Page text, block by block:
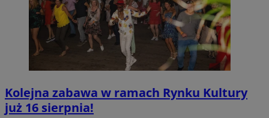
Kolejna zabawa w ramach Rynku Kultury
już 16 sierpnia!